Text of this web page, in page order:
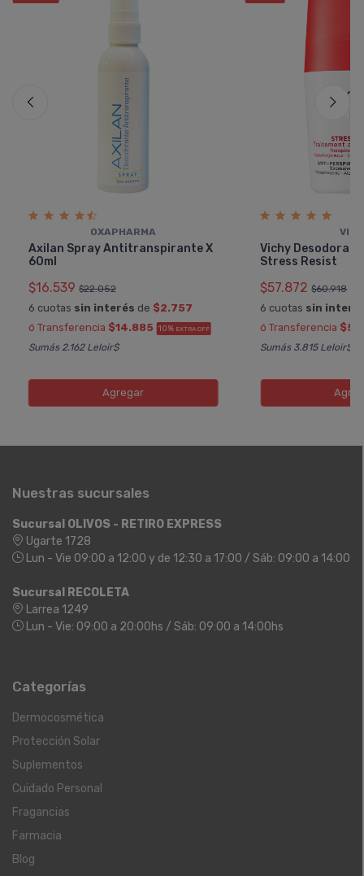
OXAPHARMA
Axilan Spray Antitranspirante X
60ml
$16.539 $22.052
6 cuotas sin interés de $2.757
ó Transferencia $14.885 10% EXTRA OFF
Sumás 2.162 Leloir$
Agregar
Vichy
Stress Resist
$57.872 $60.918
6 cuotas sin
ó Transferencia
Sumás 3.815 Leloir$
Nuestras sucursales
Sucursal OLIVOS - RETIRO EXPRESS
Ugarte 1728
Lun - Vie 09:00 a 12:00 y de 12:30 a 17:00 / Sáb: 09:00 a 14:00
Sucursal RECOLETA
Larrea 1249
Lun - Vie: 09:00 a 20:00hs / Sáb: 09:00 a 14:00hs
Categorías
Dermocosmética
Protección Solar
Suplementos
Cuidado Personal
Fragancias
Farmacia
Blog